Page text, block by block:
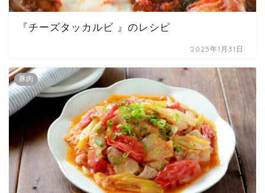
『チーズタッカルビ 』のレシピ
2025年1月31日
豚肉